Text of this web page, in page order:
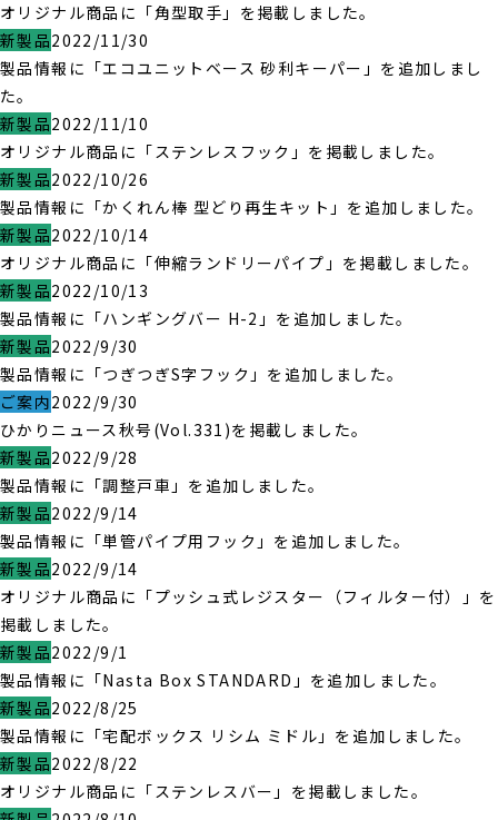
オリジナル商品に「角型取手」を掲載しました。
新製品2022/11/30
製品情報に「エコユニットベース 砂利キーパー」を追加しまし
た。
新製品2022/11/10
オリジナル商品に「ステンレスフック」を掲載しました。
新製品2022/10/26
製品情報に「かくれん棒 型どり再生キット」を追加しました。
新製品2022/10/14
オリジナル商品に「伸縮ランドリーパイプ」を掲載しました。
新製品2022/10/13
製品情報に「ハンギングバー H-2」を追加しました。
新製品2022/9/30
製品情報に「つぎつぎS字フック」を追加しました。
ご案内2022/9/30
ひかりニュース秋号(Vol.331)を掲載しました。
新製品2022/9/28
製品情報に「調整戸車」を追加しました。
新製品2022/9/14
製品情報に「単管パイプ用フック」を追加しました。
新製品2022/9/14
オリジナル商品に「プッシュ式レジスター（フィルター付）」を
掲載しました。
新製品2022/9/1
製品情報に「Nasta Box STANDARD」を追加しました。
新製品2022/8/25
製品情報に「宅配ボックス リシム ミドル」を追加しました。
新製品2022/8/22
オリジナル商品に「ステンレスバー」を掲載しました。